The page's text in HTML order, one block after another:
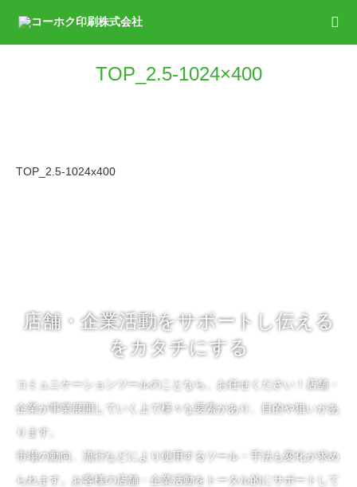
TOP_2.5-1024×400
TOP_2.5-1024x400
店舗・企業活動をサポートし伝える
をカタチにする
コミュニケーションツールのことなら、お任せください！店舗・
企業が事業展開していく上で様々な要素があり、目的や狙いがあ
ります。
市場の動向、流行などにより使用するツール・手法も変化が求め
られます。お客様の店舗・企業活動をトータル的にサポートして